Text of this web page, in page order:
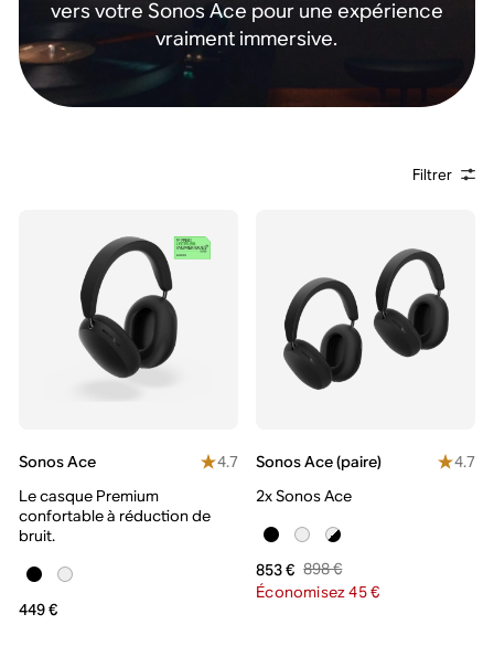
vers votre Sonos Ace pour une expérience
vraiment immersive.
Filtrer
Sonos Ace
4.7
Le casque Premium
confortable à réduction de
bruit.
449 €
Sonos Ace (paire)
4.7
2x Sonos Ace
853 € 898 €
Économisez 45 €